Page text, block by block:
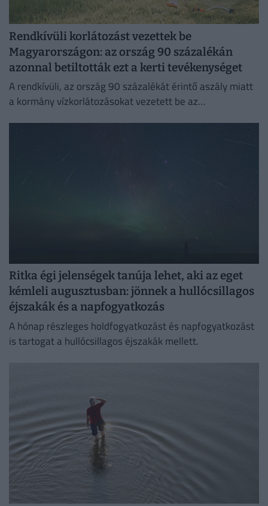
Rendkívüli korlátozást vezettek be
Magyarországon: az ország 90 százalékán
azonnal betiltották ezt a kerti tevékenységet
A rendkívüli, az ország 90 százalékát érintő aszály miatt
a kormány vízkorlátozásokat vezetett be az
biztosítása érdekében.
Ritka égi jelenségek tanúja lehet, aki az eget
kémleli augusztusban: jönnek a hullócsillagos
éjszakák és a napfogyatkozás
A hónap részleges holdfogyatkozást és napfogyatkozást
is tartogat a hullócsillagos éjszakák mellett.